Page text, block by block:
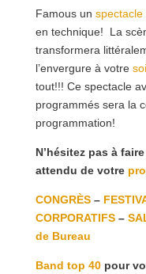
Famous un spectacle
en technique! La
transformera
l’envergure à votre
tout!!! Ce spectacle
programmés sera la
programmation!
N’hésitez pas à
attendu de votre
CONGRÈS–
CORPORATIFS–
de Bureau
Band top 40pour